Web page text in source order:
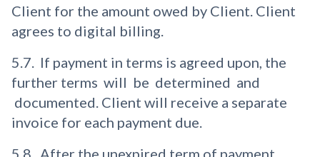
Client for the amount owed by Client. Client
agrees to digital billing.
5.7. If payment in terms is agreed upon, the
further terms will be determined and
documented. Client will receive a separate
invoice for each payment due.
5.8. After the unexpired term of payment